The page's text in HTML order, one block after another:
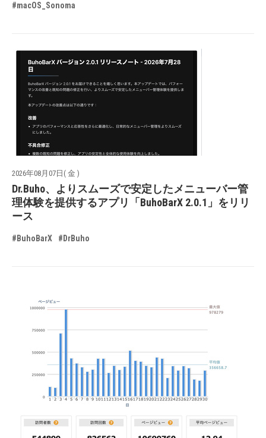
#macOS_Sonoma
2026年08月07日( 金 )
Dr.Buho、よりスムーズで安定したメニューバー管
理体験を提供するアプリ「BuhoBarX 2.0.1」をリリ
ース
#BuhoBarX #DrBuho